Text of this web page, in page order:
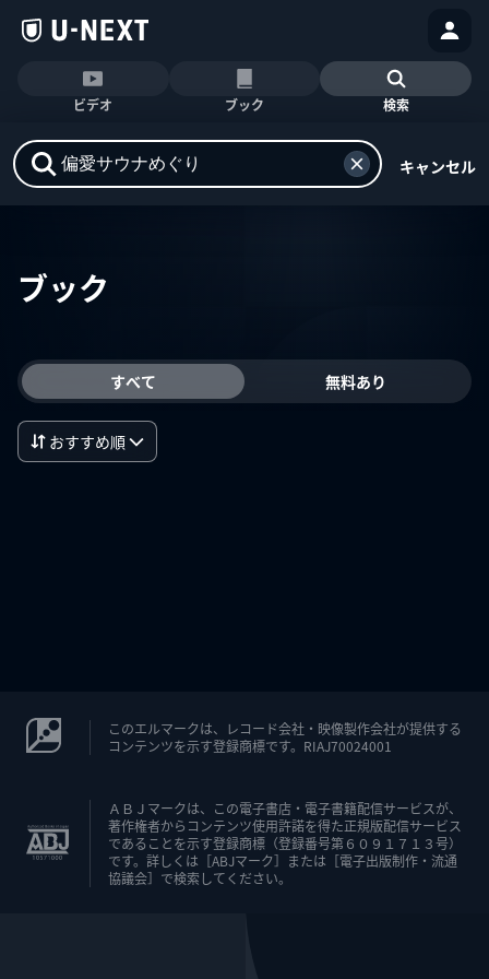
ビデオ ブック 検索
キャンセル
ブック
すべて 無料あり
おすすめ順
このエルマークは、レコード会社・映像製作会社が提供する
コンテンツを示す登録商標です。RIAJ70024001
ＡＢＪマークは、この電子書店・電子書籍配信サービスが、
著作権者からコンテンツ使用許諾を得た正規版配信サービス
であることを示す登録商標（登録番号第６０９１７１３号）
です。詳しくは［ABJマーク］または［電子出版制作・流通
協議会］で検索してください。